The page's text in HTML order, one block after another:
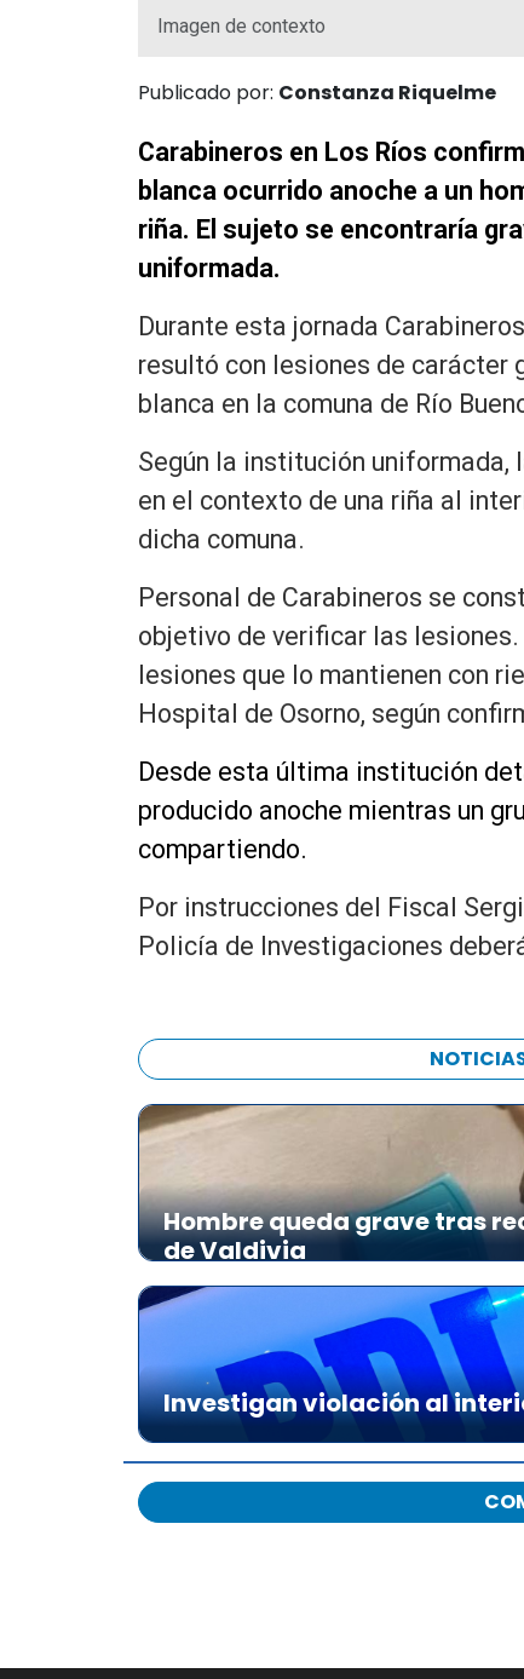
Imagen de contexto
Publicado por: Constanza Riquelme
Carabineros en Los Ríos
blanca ocurrido anoche a un
riña. El sujeto se encontraría
uniformada.
Durante esta jornada
resultó con lesiones de carácter
blanca en la comuna de Río
Según la institución uniformada,
en el contexto de una riña al
dicha comuna.
Personal de Carabineros se
objetivo de verificar las lesiones.
lesiones que lo mantienen con
Hospital de Osorno, según
Desde esta última institución
producido anoche mientras un
compartiendo.
Por instrucciones del Fiscal
Policía de Investigaciones
Hombre queda grave tras
de Valdivia
Investigan violación al